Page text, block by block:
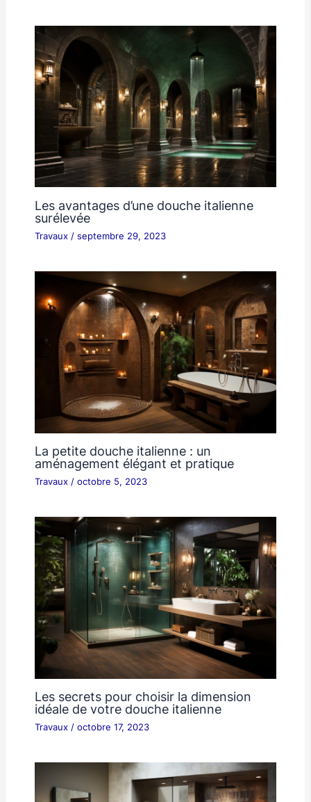
Les avantages d’une douche italienne
surélevée
Travaux/ septembre 29, 2023
La petite douche italienne : un
aménagement élégant et pratique
Travaux/ octobre 5, 2023
Les secrets pour choisir la dimension
idéale de votre douche italienne
Travaux/ octobre 17, 2023